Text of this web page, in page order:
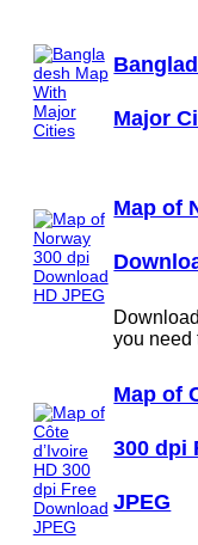
Major
Map of
you
Map of
300 dpi
JPEG